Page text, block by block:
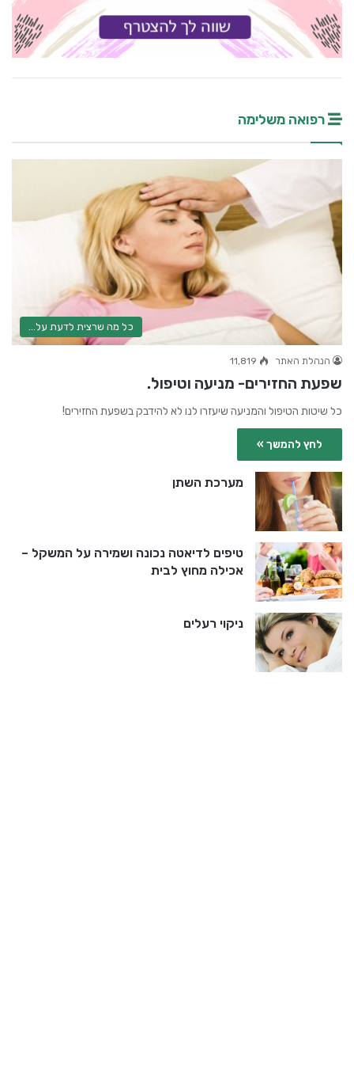
רפואה משלימה
כל מה שרצית לדעת על...
הנהלת האתר 11,819
שפעת החזירים- מניעה וטיפול.
כל שיטות הטיפול והמניעה שיעזרו לנו לא להידבק בשפעת החזירים!
לחץ להמשך »
מערכת השתן
טיפים לדיאטה נכונה ושמירה על המשקל –
אכילה מחוץ לבית
ניקוי רעלים